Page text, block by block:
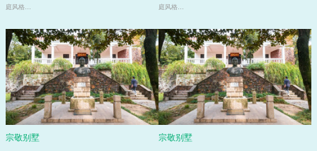
庭风格…
庭风格…
宗敬别墅 宗敬别墅